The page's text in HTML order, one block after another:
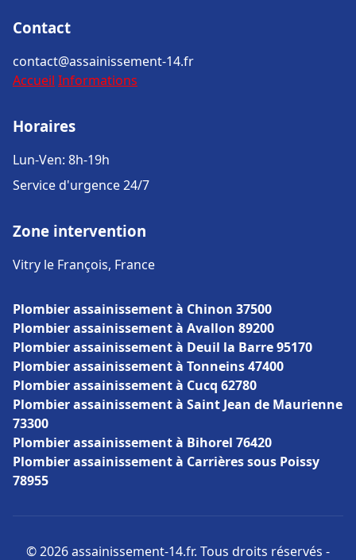
Contact
contact@assainissement-14.fr
Accueil Informations
Horaires
Lun-Ven: 8h-19h
Service d'urgence 24/7
Zone intervention
Vitry le François, France
Plombier assainissement à Chinon 37500
Plombier assainissement à Avallon 89200
Plombier assainissement à Deuil la Barre 95170
Plombier assainissement à Tonneins 47400
Plombier assainissement à Cucq 62780
Plombier assainissement à Saint Jean de Maurienne
73300
Plombier assainissement à Bihorel 76420
Plombier assainissement à Carrières sous Poissy
78955
© 2026 assainissement-14.fr. Tous droits réservés -